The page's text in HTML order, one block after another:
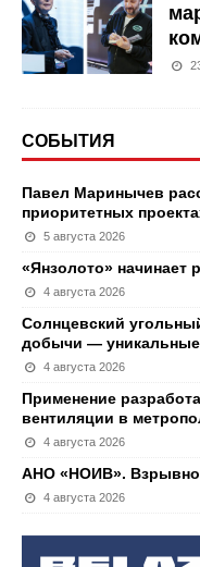
СОБЫТИЯ
Павел Маринычев
приоритетных
5 августа 2026
«Янзолото» начинает
4 августа 2026
Солнцевский
добычи —
4 августа 2026
Применение
вентиляции в
4 августа 2026
АНО «НОИВ».
4 августа 2026